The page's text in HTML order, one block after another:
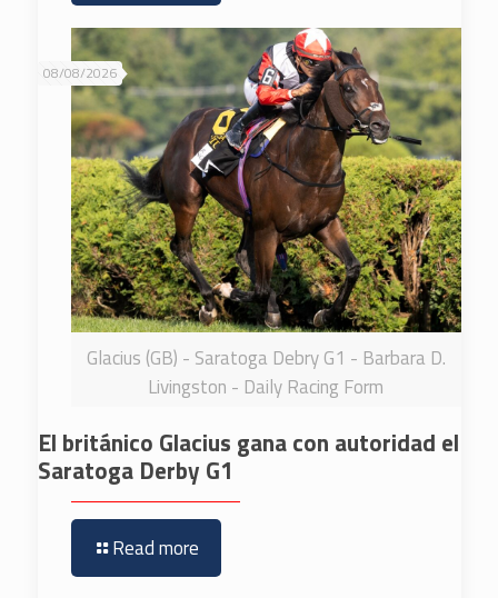
Glacius (GB) - Saratoga Debry G1 - Barbara D.
Livingston - Daily Racing Form
08/08/2026
El británico Glacius gana con autoridad el
Saratoga Derby G1
Read more